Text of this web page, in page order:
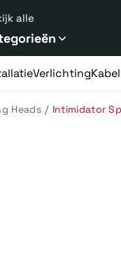
alle
Verlichting
Heads / Intimidator